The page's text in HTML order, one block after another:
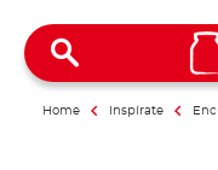
Home Inspírate